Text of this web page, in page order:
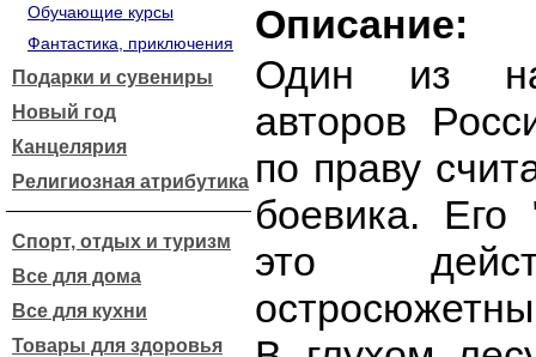
Обучающие курсы
Фантастика, приключения
Подарки и сувениры
Новый год
Канцелярия
Религиозная атрибутика
Спорт, отдых и туризм
Все для дома
Все для кухни
Товары для здоровья
Описание:
Один из
авторов
по праву
боевика.
это